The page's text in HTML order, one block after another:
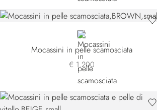
BROWN
Mocassini in pelle scamosciata
€ 1.200